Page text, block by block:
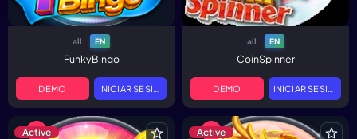
all EN
FunkyBingo
DEMO INICIAR SESIÓN
all EN
CoinSpinner
DEMO INICIAR SESIÓN
Active Active